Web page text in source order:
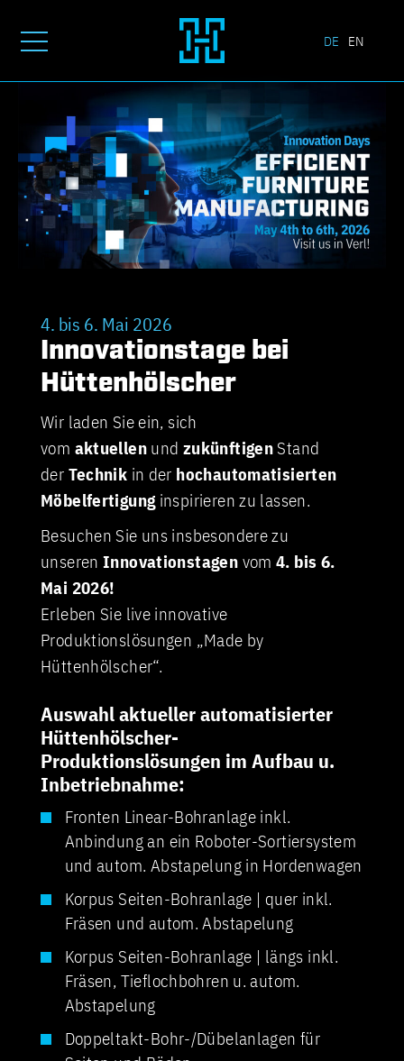
DE EN
4. bis 6. Mai 2026
Innovationstage bei
Hüttenhölscher
Wir laden Sie ein, sich
vom aktuellenund zukünftigen Stand
der Technik in der hochautomatisierten
Möbelfertigunginspirieren zu lassen.
Besuchen Sie uns insbesondere zu
unserenInnovationstagen vom4. bis 6.
Mai 2026!
Erleben Sie live innovative
Produktionslösungen „Made by
Hüttenhölscher“.
Auswahl aktueller automatisierter
Hüttenhölscher-
Produktionslösungen im Aufbau u.
Inbetriebnahme:
Fronten Linear-Bohranlage inkl.
Anbindung an ein Roboter-Sortiersystem
und autom. Abstapelung in Hordenwagen
Korpus Seiten-Bohranlage | quer inkl.
Fräsen und autom. Abstapelung
Korpus Seiten-Bohranlage | längs inkl.
Fräsen, Tieflochbohren u. autom.
Abstapelung
Doppeltakt-Bohr-/Dübelanlagen für